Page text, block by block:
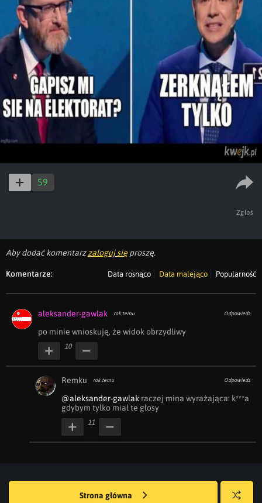
59
Zgłoś
Aby dodać komentarzzaloguj się proszę.
Komentarze: Data rosnąco Data malejąco Popularność
aleksander-gawlak rok temu Odpowiedz
po minie wnioskuję, że widok obrzydliwy
10
Remku rok temu Odpowiedz
@aleksander-gawlak raczej mina wyrażająca: k***a
gdybym tylko miał te głosy
11
Strona główna